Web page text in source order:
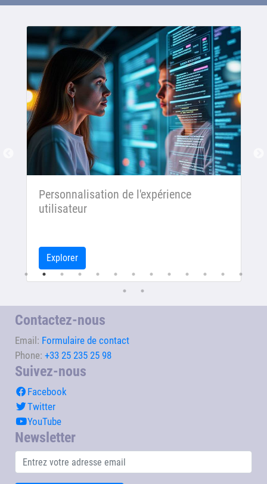
Personnalisation de l'expérience
utilisateur
Explorer
Contactez-nous
Email: Formulaire de contact
Phone: +33 25 235 25 98
Suivez-nous
Facebook
Twitter
YouTube
Newsletter